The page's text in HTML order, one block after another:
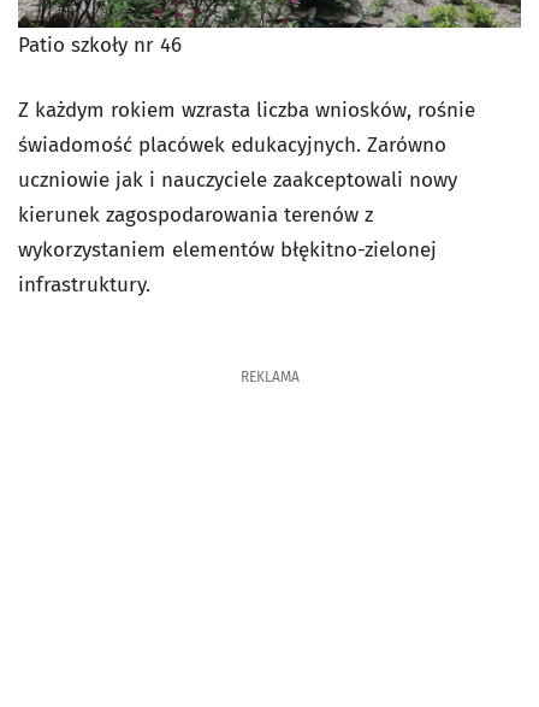
Patio szkoły nr 46
Z każdym rokiem wzrasta liczba wniosków, rośnie
świadomość placówek edukacyjnych. Zarówno
uczniowie jak i nauczyciele zaakceptowali nowy
kierunek zagospodarowania terenów z
wykorzystaniem elementów błękitno-zielonej
infrastruktury.
REKLAMA